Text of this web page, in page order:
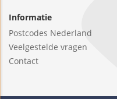
Informatie
Postcodes Nederland
Veelgestelde vragen
Contact